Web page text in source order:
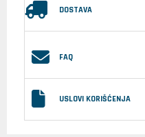
DOSTAVA
FAQ
USLOVI KORIŠĆENJA